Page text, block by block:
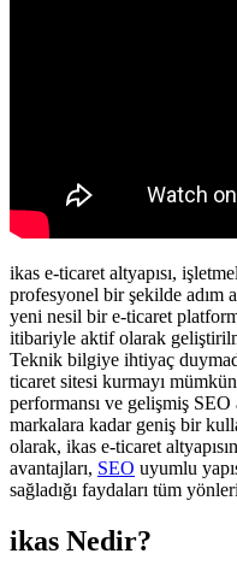
ikas e-ticaret altyapısı,
profesyonel bir şekilde adım
yeni nesil bir e-ticaret
itibariyle aktif olarak
Teknik bilgiye ihtiyaç
ticaret sitesi kurmayı
performansı ve gelişmiş SEO
markalara kadar geniş bir
olarak, ikas e-ticaret
avantajları, SEO uyumlu
sağladığı faydaları tüm
ikas Nedir?